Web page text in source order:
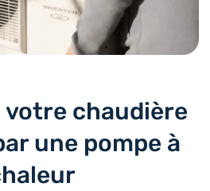
votre chaudière
une pompe à